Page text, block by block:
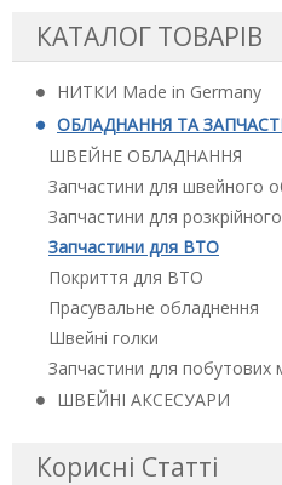
КАТАЛОГ ТОВАРІВ
НИТКИ Made in Germany
ОБЛАДНАННЯ ТА
ШВЕЙНЕ ОБЛАДНАННЯ
Запчастини для швейного
Запчастини для
Запчастини для ВТО
Покриття для ВТО
Прасувальне обладнення
Швейні голки
Запчастини для побутових
ШВЕЙНІ АКСЕСУАРИ
Корисні Статті